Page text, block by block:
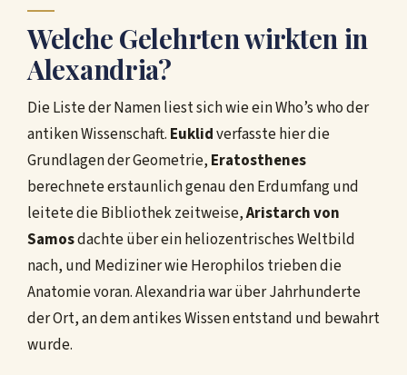
Welche Gelehrten wirkten in
Alexandria?
Die Liste der Namen liest sich wie ein Who’s who der
antiken Wissenschaft. Euklidverfasste hier die
Grundlagen der Geometrie, Eratosthenes
berechnete erstaunlich genau den Erdumfang und
leitete die Bibliothek zeitweise,Aristarch von
Samosdachte über ein heliozentrisches Weltbild
nach, und Mediziner wie Herophilos trieben die
Anatomie voran. Alexandria war über Jahrhunderte
der Ort, an dem antikes Wissen entstand und bewahrt
wurde.